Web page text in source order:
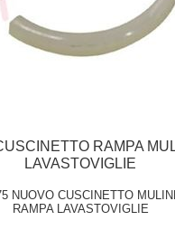
RAMPA
LAVASTOVIGLIE
NUOVO CUSCINETTO
RAMPA LAVASTOVIGLIE